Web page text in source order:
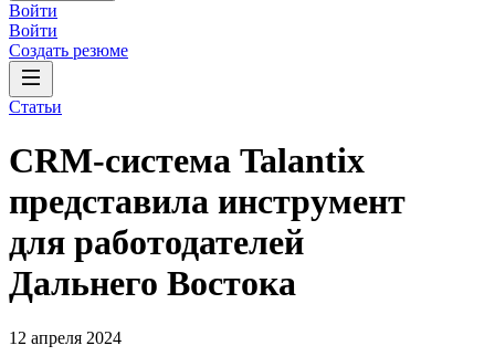
Войти
Войти
Создать резюме
Статьи
CRM-система Talantix
представила инструмент
для работодателей
Дальнего Востока
12 апреля 2024